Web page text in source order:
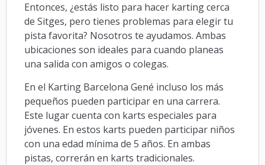
Entonces, ¿estás listo para hacer karting cerca
de Sitges, pero tienes problemas para elegir tu
pista favorita? Nosotros te ayudamos. Ambas
ubicaciones son ideales para cuando planeas
una salida con amigos o colegas.
En el Karting Barcelona Gené incluso los más
pequeños pueden participar en una carrera.
Este lugar cuenta con karts especiales para
jóvenes. En estos karts pueden participar niños
con una edad mínima de 5 años. En ambas
pistas, correrán en karts tradicionales.